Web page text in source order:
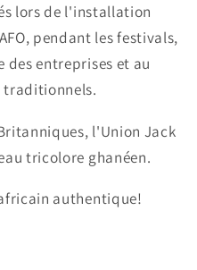
lors de l'installation
pendant les festivals,
des entreprises et au
traditionnels.
l'Union Jack
tricolore ghanéen.
authentique!